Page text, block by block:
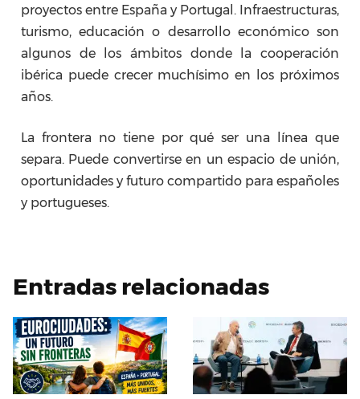
proyectos entre España y Portugal. Infraestructuras,
turismo, educación o desarrollo económico son
algunos de los ámbitos donde la cooperación
ibérica puede crecer muchísimo en los próximos
años.
La frontera no tiene por qué ser una línea que
separa. Puede convertirse en un espacio de unión,
oportunidades y futuro compartido para españoles
y portugueses.
Entradas relacionadas